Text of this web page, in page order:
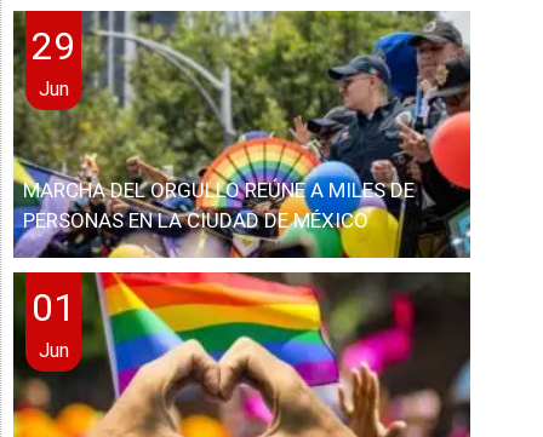
29
Jun
MARCHA DEL ORGULLO REÚNE A MILES DE
PERSONAS EN LA CIUDAD DE MÉXICO
01
Jun